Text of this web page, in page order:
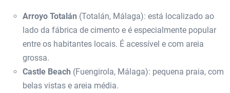
Arroyo Totalán (Totalán, Málaga): está localizado ao
lado da fábrica de cimento e é especialmente popular
entre os habitantes locais. É acessível e com areia
grossa.
Castle Beach (Fuengirola, Málaga): pequena praia, com
belas vistas e areia média.